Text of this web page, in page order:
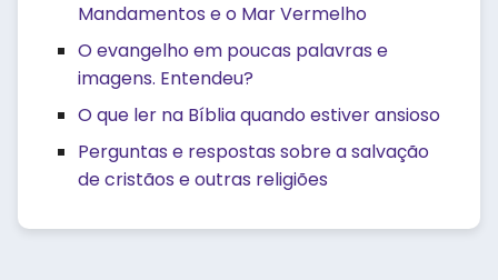
Mandamentos e o Mar Vermelho
O evangelho em poucas palavras e
imagens. Entendeu?
O que ler na Bíblia quando estiver ansioso
Perguntas e respostas sobre a salvação
de cristãos e outras religiões